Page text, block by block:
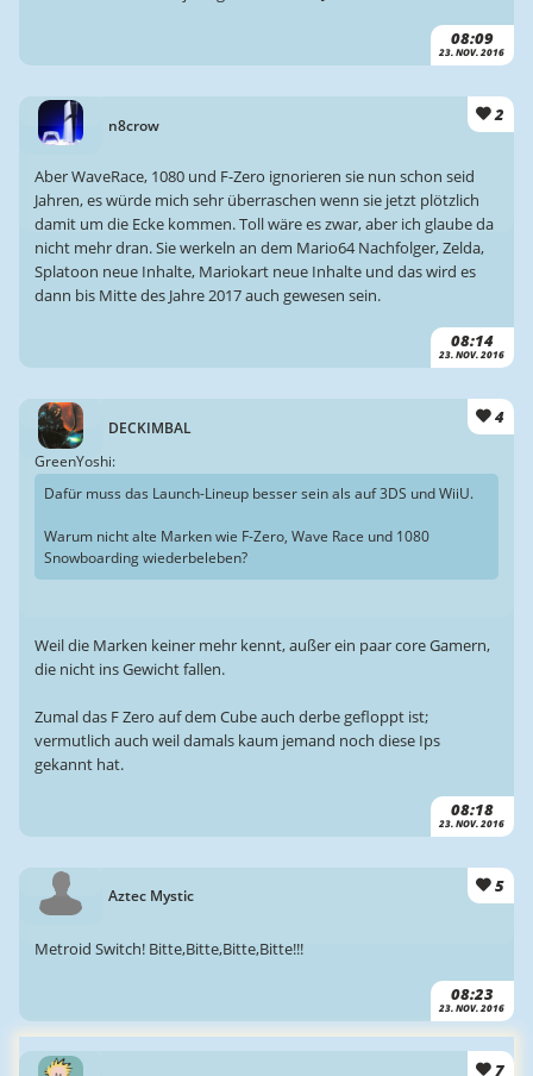
08:09
23. NOV. 2016
n8crow
2
08:14
23. NOV. 2016
Aber WaveRace, 1080 und F-Zero ignorieren sie nun schon seid
Jahren, es würde mich sehr überraschen wenn sie jetzt plötzlich
damit um die Ecke kommen. Toll wäre es zwar, aber ich glaube da
nicht mehr dran. Sie werkeln an dem Mario64 Nachfolger, Zelda,
Splatoon neue Inhalte, Mariokart neue Inhalte und das wird es
dann bis Mitte des Jahre 2017 auch gewesen sein.
DECKIMBAL
4
08:18
23. NOV. 2016
GreenYoshi:
Dafür muss das Launch-Lineup besser sein als auf 3DS und WiiU.
Warum nicht alte Marken wie F-Zero, Wave Race und 1080
Snowboarding wiederbeleben?
Weil die Marken keiner mehr kennt, außer ein paar core Gamern,
die nicht ins Gewicht fallen.
Zumal das F Zero auf dem Cube auch derbe gefloppt ist;
vermutlich auch weil damals kaum jemand noch diese Ips
gekannt hat.
Aztec Mystic 5
08:23
23. NOV. 2016
Metroid Switch! Bitte,Bitte,Bitte,Bitte!!!
7